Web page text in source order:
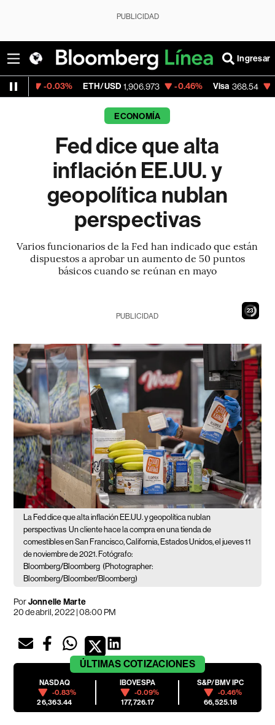
PUBLICIDAD
Ingresar
ETH/USD 1,906.973 -0.46% Visa 368.54 -0.28%
ECONOMÍA
Fed dice que alta
inflación EE.UU. y
geopolítica nublan
perspectivas
Varios funcionarios de la Fed han indicado que están
dispuestos a aprobar un aumento de 50 puntos
básicos cuando se reúnan en mayo
22
PUBLICIDAD
La Fed dice que alta inflación EE.UU. y geopolítica nublan
perspectivas Un cliente hace la compra en una tienda de
comestibles en San Francisco, California, Estados Unidos, el jueves 11
de noviembre de 2021. Fotógrafo:
Bloomberg/Bloomberg (Photographer:
Bloomberg/Bloomber/Bloomberg)
PorJonnelle Marte
20 de abril, 2022 | 08:00 PM
ÚLTIMAS COTIZACIONES
NASDAQ
-0.83%
26,363.44
IBOVESPA
-0.09%
177,726.17
S&P/BMV IPC
-0.46%
66,525.18